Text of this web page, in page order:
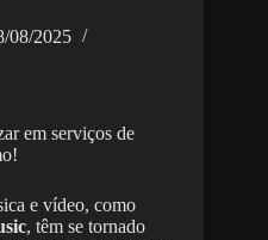
08/2025
e vídeo, como
, têm se tornado